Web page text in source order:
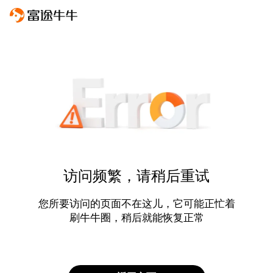
访问频繁，请稍后重试
您所要访问的页面不在这儿，它可能正忙着
刷牛牛圈，稍后就能恢复正常